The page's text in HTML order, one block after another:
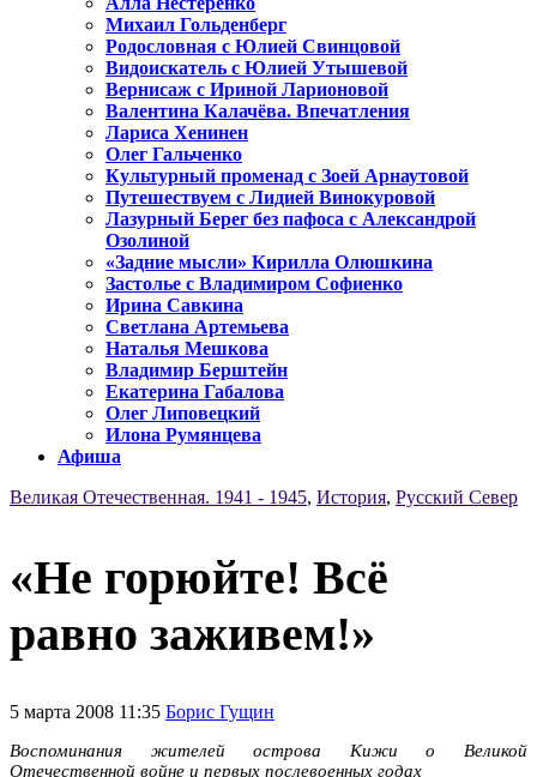
Михаил Гольденберг
Родословная с Юлией Свинцовой
Видоискатель с Юлией Утышевой
Вернисаж с Ириной Ларионовой
Валентина Калачёва. Впечатления
Лариса Хенинен
Олег Гальченко
Культурный променад с Зоей Арнаутовой
Путешествуем с Лидией Винокуровой
Лазурный Берег без пафоса с Александрой
Озолиной
«Задние мысли» Кирилла Олюшкина
Застолье с Владимиром Софиенко
Ирина Савкина
Светлана Артемьева
Наталья Мешкова
Владимир Берштейн
Екатерина Габалова
Олег Липовецкий
Илона Румянцева
Афиша
Великая Отечественная. 1941 - 1945, История, Русский Север
«Не горюйте! Всё
равно заживем!»
5 марта 2008 11:35 Борис Гущин
Воспоминания жителей острова Кижи о Великой
Отечественной войне и первых послевоенных годах